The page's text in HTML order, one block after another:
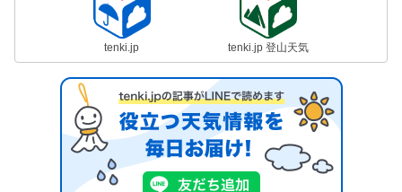
tenki.jp tenki.jp 登山天気